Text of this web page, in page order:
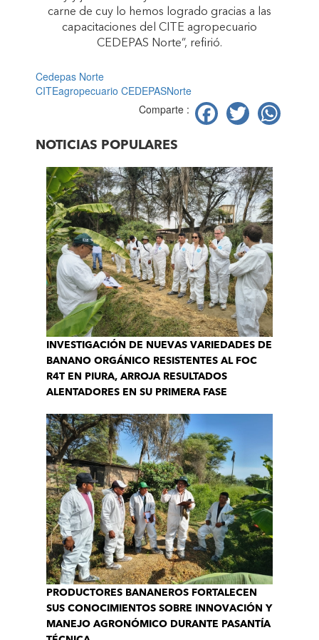
carne de cuy lo hemos logrado gracias a las
capacitaciones del CITE agropecuario
CEDEPAS Norte”, refirió.
Cedepas Norte
CITEagropecuario CEDEPASNorte
Comparte :
Facebook
Twitter
NOTICIAS POPULARES
INVESTIGACIÓN DE NUEVAS VARIEDADES DE
BANANO ORGÁNICO RESISTENTES AL FOC
R4T EN PIURA, ARROJA RESULTADOS
ALENTADORES EN SU PRIMERA FASE
PRODUCTORES BANANEROS FORTALECEN
SUS CONOCIMIENTOS SOBRE INNOVACIÓN Y
MANEJO AGRONÓMICO DURANTE PASANTÍA